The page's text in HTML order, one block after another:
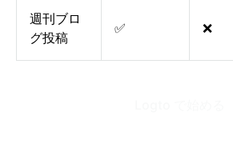
週刊ブロ
グ投稿
✅ ❌